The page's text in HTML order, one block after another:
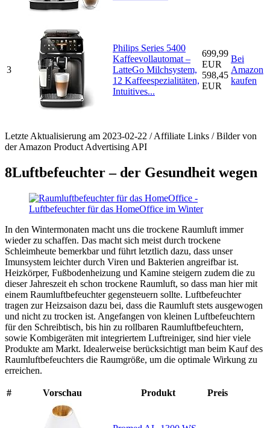
3
Philips Series 5400
Kaffeevollautomat –
LatteGo Milchsystem,
12 Kaffeespezialitäten,
Intuitives...
699,99
EUR
598,45
EUR
Bei
Amazon
kaufen
Letzte Aktualisierung am 2023-02-22 / Affiliate Links / Bilder von
der Amazon Product Advertising API
8Luftbefeuchter – der Gesundheit wegen
In den Wintermonaten macht uns die trockene Raumluft immer
wieder zu schaffen. Das macht sich meist durch trockene
Schleimheute bemerkbar und führt letztlich dazu, dass unser
Imunsystem leichter durch Viren und Bakterien angreifbar ist.
Heizkörper, Fußbodenheizung und Kamine steigern zudem die zu
dieser Jahreszeit eh schon trockene Raumluft, so dass man hier mit
einem Raumluftbefeuchter gegensteuern sollte. Luftbefeuchter
tragen zur Heizsaison dazu bei, dass die Raumluft stets ausgewogen
und nicht zu trocken ist. Angefangen von kleinen Luftbefeuchtern
für den Schreibtisch, bis hin zu rollbaren Raumluftbefeuchtern,
sowie Kombigeräten mit integriertem Luftreiniger, sind hier viele
Produkte am Markt. Idealerweise berücksichtigt man beim Kauf des
Raumluftbefeuchters die Raumgröße, um die optimale Wirkung zu
erreichen.
# Vorschau Produkt Preis